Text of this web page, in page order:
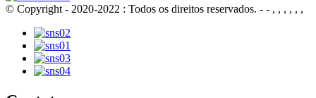
© Copyright - 2020-2022 : Todos os direitos reservados. - - , , , , , ,